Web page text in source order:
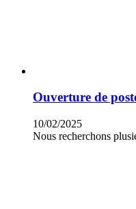
Ouverture de
10/02/2025
Nous recherchons